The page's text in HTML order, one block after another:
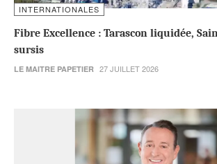
INTERNATIONALES
Fibre Excellence : Tarascon liquidée,
sursis
LE MAITRE PAPETIER 27 JUILLET 2026